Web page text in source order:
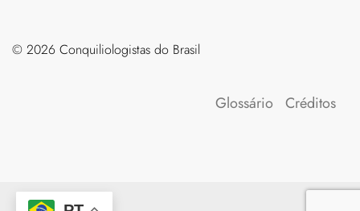
©️ 2026 Conquiliologistas do Brasil
Glossário Créditos